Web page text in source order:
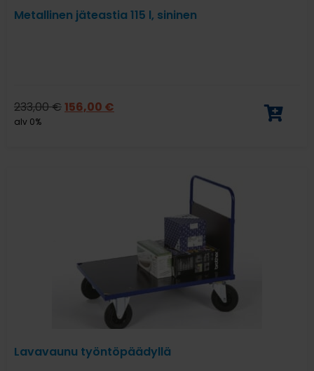
Metallinen jäteastia 115 l, sininen
233,00€156,00 €
alv 0%
Lavavaunu työntöpäädyllä